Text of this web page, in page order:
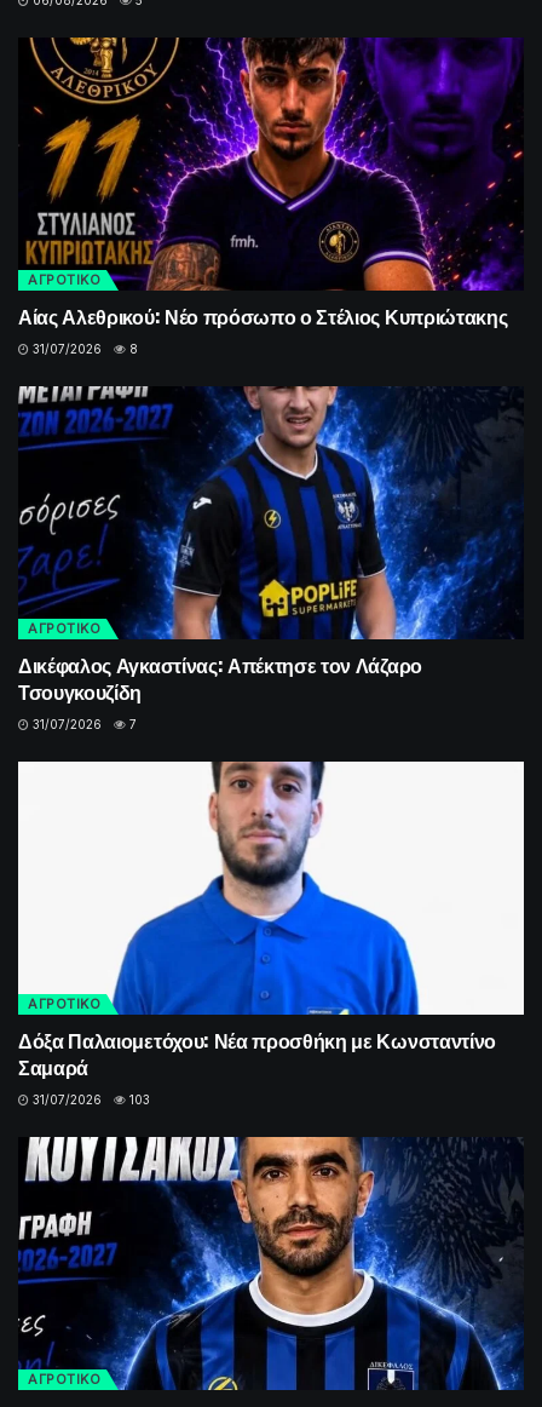
ΑΓΡΟΤΙΚΟ
Αίας Αλεθρικού: Νέο πρόσωπο ο Στέλιος Κυπριώτακης
31/07/2026 8
ΑΓΡΟΤΙΚΟ
Δικέφαλος Αγκαστίνας: Απέκτησε τον Λάζαρο
Τσουγκουζίδη
31/07/2026 7
ΑΓΡΟΤΙΚΟ
Δόξα Παλαιομετόχου: Νέα προσθήκη με Κωνσταντίνο
Σαμαρά
31/07/2026 103
ΑΓΡΟΤΙΚΟ